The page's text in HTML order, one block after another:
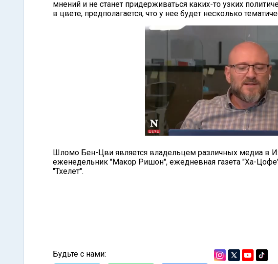
мнений и не станет придерживаться каких-то узких
в цвете, предполагается, что у нее будет несколько
Шломо Бен-Цви является владельцем различных медиа в
еженедельник "Макор Ришон", ежедневная газета "Ха-
"Тхелет".
Будьте с нами: